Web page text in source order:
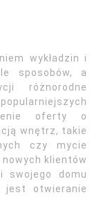
wykładzin i
sposobów, a
różnorodne
oferty o
wnętrz, takie
czy mycie
klientów
swojego domu
jest otwieranie